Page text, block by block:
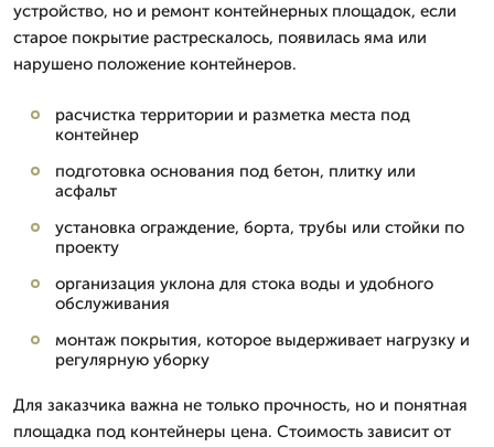
устройство, но и ремонт контейнерных площадок, если
старое покрытие растрескалось, появилась яма или
нарушено положение контейнеров.
расчистка территории и разметка места под
контейнер
подготовка основания под бетон, плитку или
асфальт
установка ограждение, борта, трубы или стойки по
проекту
организация уклона для стока воды и удобного
обслуживания
монтаж покрытия, которое выдерживает нагрузку и
регулярную уборку
Для заказчика важна не только прочность, но и понятная
площадка под контейнеры цена. Стоимость зависит от